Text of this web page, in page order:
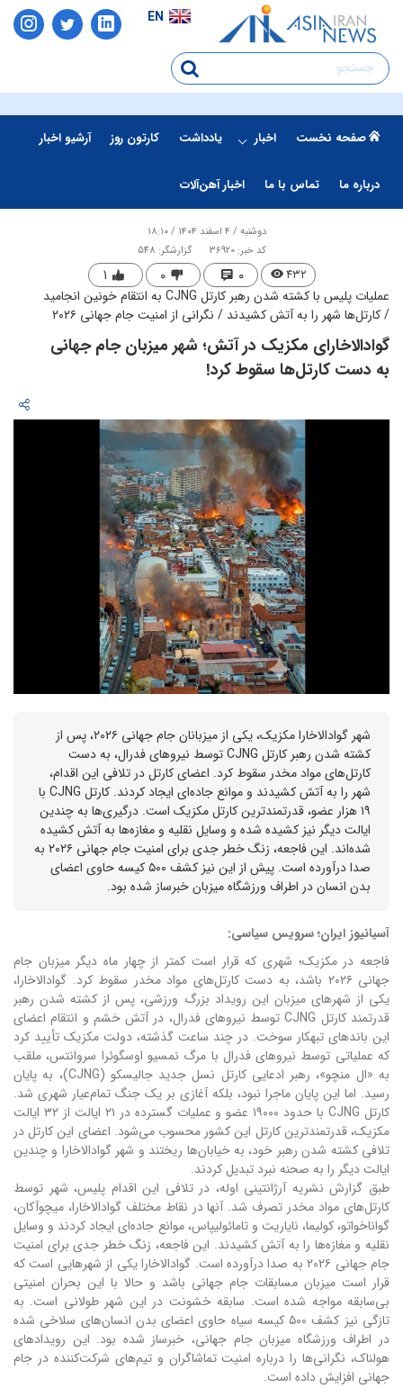
EN
صفحه نخست اخبار یادداشت کارتون روز آرشیو اخبار
درباره ما تماس با ما اخبار آهن‌آلات
دوشنبه / ۴ اسفند ۱۴۰۴ / ۱۸:۱۰
کد خبر: 36920
گزارشگر: 548
۴۳۲ ۰ ۰ ۱
عملیات پلیس با کشته شدن رهبر کارتل CJNG به انتقام خونین انجامید
/ کارتل‌ها شهر را به آتش کشیدند / نگرانی از امنیت جام جهانی ۲۰۲۶
گوادالاخارای مکزیک در آتش؛ شهر میزبان جام جهانی
به دست کارتل‌ها سقوط کرد!
شهر گوادالاخارا مکزیک، یکی از میزبانان جام جهانی ۲۰۲۶، پس از
کشته شدن رهبر کارتل CJNG توسط نیروهای فدرال، به دست
کارتل‌های مواد مخدر سقوط کرد. اعضای کارتل در تلافی این اقدام،
شهر را به آتش کشیدند و موانع جاده‌ای ایجاد کردند. کارتل CJNG با
۱۹ هزار عضو، قدرتمندترین کارتل مکزیک است. درگیری‌ها به چندین
ایالت دیگر نیز کشیده شده و وسایل نقلیه و مغازه‌ها به آتش کشیده
شده‌اند. این فاجعه، زنگ خطر جدی برای امنیت جام جهانی ۲۰۲۶ به
صدا درآورده است. پیش از این نیز کشف ۵۰۰ کیسه حاوی اعضای
بدن انسان در اطراف ورزشگاه میزبان خبرساز شده بود.
آسیانیوز ایران؛ سرویس سیاسی:
فاجعه در مکزیک؛ شهری که قرار است کمتر از چهار ماه دیگر میزبان جام
جهانی ۲۰۲۶ باشد، به دست کارتل‌های مواد مخدر سقوط کرد. گوادالاخارا،
یکی از شهرهای میزبان این رویداد بزرگ ورزشی، پس از کشته شدن رهبر
قدرتمند کارتل CJNG توسط نیروهای فدرال، در آتش خشم و انتقام اعضای
این باندهای تبهکار سوخت. در چند ساعت گذشته، دولت مکزیک تأیید کرد
که عملیاتی توسط نیروهای فدرال با مرگ نمسیو اوسگوئرا سروانتس، ملقب
به «ال منچو»، رهبر ادعایی کارتل نسل جدید جالیسکو (CJNG)، به پایان
رسید. اما این پایان ماجرا نبود، بلکه آغازی بر یک جنگ تمام‌عیار شهری شد.
کارتل CJNG با حدود ۱۹۰۰۰ عضو و عملیات گسترده در ۲۱ ایالت از ۳۲ ایالت
مکزیک، قدرتمندترین کارتل این کشور محسوب می‌شود. اعضای این کارتل در
تلافی کشته شدن رهبر خود، به خیابان‌ها ریختند و شهر گوادالاخارا و چندین
ایالت دیگر را به صحنه نبرد تبدیل کردند.
طبق گزارش نشریه آرژانتینی اوله، در تلافی این اقدام پلیس، شهر توسط
کارتل‌های مواد مخدر تصرف شد. آنها در نقاط مختلف گوادالاخارا، میچوآکان،
گواناخواتو، کولیما، نایاریت و تامائولیپاس، موانع جاده‌ای ایجاد کردند و وسایل
نقلیه و مغازه‌ها را به آتش کشیدند. این فاجعه، زنگ خطر جدی برای امنیت
جام جهانی ۲۰۲۶ به صدا درآورده است. گوادالاخارا یکی از شهرهایی است که
قرار است میزبان مسابقات جام جهانی باشد و حالا با این بحران امنیتی
بی‌سابقه مواجه شده است. سابقه خشونت در این شهر طولانی است. به
تازگی نیز کشف ۵۰۰ کیسه سیاه حاوی اعضای بدن انسان‌های سلاخی شده
در اطراف ورزشگاه میزبان جام جهانی، خبرساز شده بود. این رویدادهای
هولناک، نگرانی‌ها را درباره امنیت تماشاگران و تیم‌های شرکت‌کننده در جام
جهانی افزایش داده است.